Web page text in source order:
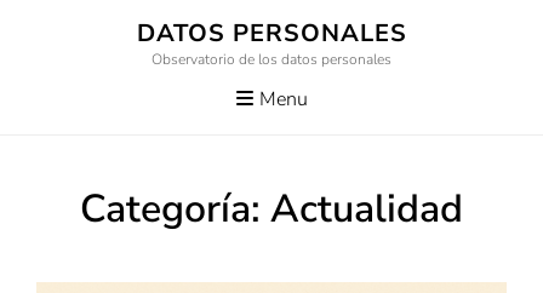
DATOS PERSONALES
Observatorio de los datos personales
Menu
Categoría: Actualidad